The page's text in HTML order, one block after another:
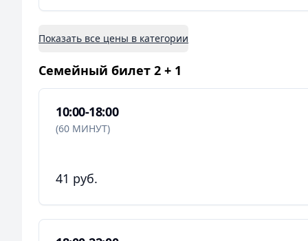
Показать все цены в категории
Семейный билет 2 + 1
10:00-18:00
(60 МИНУТ)
41 руб.